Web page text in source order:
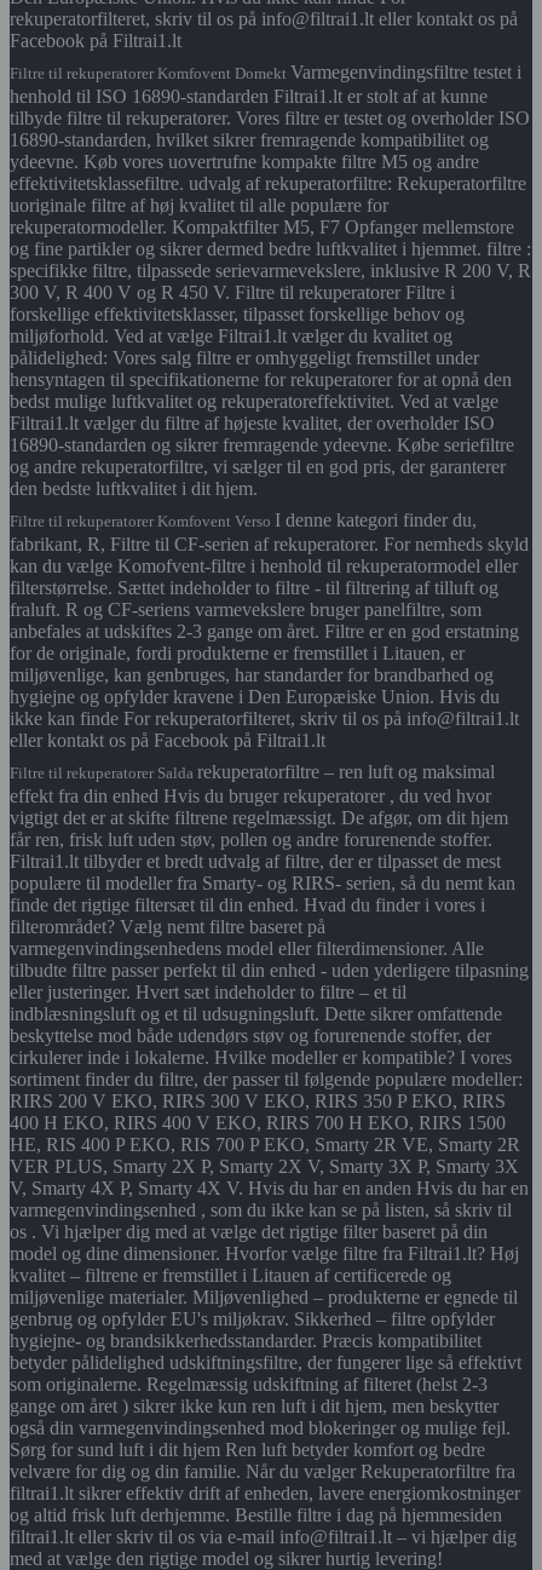
rekuperatorfilteret, skriv til os på info@filtrai1.lt eller kontakt os på
Facebook på Filtrai1.lt
Filtre til rekuperatorer Komfovent Domekt Varmegenvindingsfiltre testet i
henhold til ISO 16890-standarden Filtrai1.lt er stolt af at kunne
tilbyde filtre til rekuperatorer. Vores filtre er testet og overholder ISO
16890-standarden, hvilket sikrer fremragende kompatibilitet og
ydeevne. Køb vores uovertrufne kompakte filtre M5 og andre
effektivitetsklassefiltre. udvalg af rekuperatorfiltre: Rekuperatorfiltre
uoriginale filtre af høj kvalitet til alle populære for
rekuperatormodeller. Kompaktfilter M5, F7 Opfanger mellemstore
og fine partikler og sikrer dermed bedre luftkvalitet i hjemmet. filtre :
specifikke filtre, tilpassede serievarmevekslere, inklusive R 200 V, R
300 V, R 400 V og R 450 V. Filtre til rekuperatorer Filtre i
forskellige effektivitetsklasser, tilpasset forskellige behov og
miljøforhold. Ved at vælge Filtrai1.lt vælger du kvalitet og
pålidelighed: Vores salg filtre er omhyggeligt fremstillet under
hensyntagen til specifikationerne for rekuperatorer for at opnå den
bedst mulige luftkvalitet og rekuperatoreffektivitet. Ved at vælge
Filtrai1.lt vælger du filtre af højeste kvalitet, der overholder ISO
16890-standarden og sikrer fremragende ydeevne. Købe seriefiltre
og andre rekuperatorfiltre, vi sælger til en god pris, der garanterer
den bedste luftkvalitet i dit hjem.
Filtre til rekuperatorer Komfovent Verso I denne kategori finder du,
fabrikant, R, Filtre til CF-serien af rekuperatorer. For nemheds skyld
kan du vælge Komofvent-filtre i henhold til rekuperatormodel eller
filterstørrelse. Sættet indeholder to filtre - til filtrering af tilluft og
fraluft. R og CF-seriens varmevekslere bruger panelfiltre, som
anbefales at udskiftes 2-3 gange om året. Filtre er en god erstatning
for de originale, fordi produkterne er fremstillet i Litauen, er
miljøvenlige, kan genbruges, har standarder for brandbarhed og
hygiejne og opfylder kravene i Den Europæiske Union. Hvis du
ikke kan finde For rekuperatorfilteret, skriv til os på info@filtrai1.lt
eller kontakt os på Facebook på Filtrai1.lt
Filtre til rekuperatorer Salda rekuperatorfiltre – ren luft og maksimal
effekt fra din enhed Hvis du bruger rekuperatorer , du ved hvor
vigtigt det er at skifte filtrene regelmæssigt. De afgør, om dit hjem
får ren, frisk luft uden støv, pollen og andre forurenende stoffer.
Filtrai1.lt tilbyder et bredt udvalg af filtre, der er tilpasset de mest
populære til modeller fra Smarty- og RIRS- serien, så du nemt kan
finde det rigtige filtersæt til din enhed. Hvad du finder i vores i
filterområdet? Vælg nemt filtre baseret på
varmegenvindingsenhedens model eller filterdimensioner. Alle
tilbudte filtre passer perfekt til din enhed - uden yderligere tilpasning
eller justeringer. Hvert sæt indeholder to filtre – et til
indblæsningsluft og et til udsugningsluft. Dette sikrer omfattende
beskyttelse mod både udendørs støv og forurenende stoffer, der
cirkulerer inde i lokalerne. Hvilke modeller er kompatible? I vores
sortiment finder du filtre, der passer til følgende populære modeller:
RIRS 200 V EKO, RIRS 300 V EKO, RIRS 350 P EKO, RIRS
400 H EKO, RIRS 400 V EKO, RIRS 700 H EKO, RIRS 1500
HE, RIS 400 P EKO, RIS 700 P EKO, Smarty 2R VE, Smarty 2R
VER PLUS, Smarty 2X P, Smarty 2X V, Smarty 3X P, Smarty 3X
V, Smarty 4X P, Smarty 4X V. Hvis du har en anden Hvis du har en
varmegenvindingsenhed , som du ikke kan se på listen, så skriv til
os . Vi hjælper dig med at vælge det rigtige filter baseret på din
model og dine dimensioner. Hvorfor vælge filtre fra Filtrai1.lt? Høj
kvalitet – filtrene er fremstillet i Litauen af certificerede og
miljøvenlige materialer. Miljøvenlighed – produkterne er egnede til
genbrug og opfylder EU's miljøkrav. Sikkerhed – filtre opfylder
hygiejne- og brandsikkerhedsstandarder. Præcis kompatibilitet
betyder pålidelighed udskiftningsfiltre, der fungerer lige så effektivt
som originalerne. Regelmæssig udskiftning af filteret (helst 2-3
gange om året ) sikrer ikke kun ren luft i dit hjem, men beskytter
også din varmegenvindingsenhed mod blokeringer og mulige fejl.
Sørg for sund luft i dit hjem Ren luft betyder komfort og bedre
velvære for dig og din familie. Når du vælger Rekuperatorfiltre fra
filtrai1.lt sikrer effektiv drift af enheden, lavere energiomkostninger
og altid frisk luft derhjemme. Bestille filtre i dag på hjemmesiden
filtrai1.lt eller skriv til os via e-mail info@filtrai1.lt – vi hjælper dig
med at vælge den rigtige model og sikrer hurtig levering!